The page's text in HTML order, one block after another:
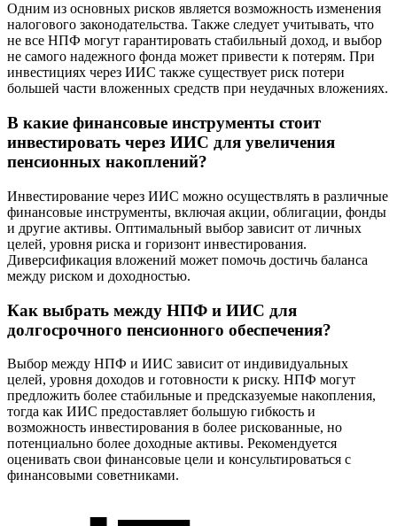
Одним из основных рисков является возможность изменения
налогового законодательства. Также следует учитывать, что
не все НПФ могут гарантировать стабильный доход, и выбор
не самого надежного фонда может привести к потерям. При
инвестициях через ИИС также существует риск потери
большей части вложенных средств при неудачных вложениях.
В какие финансовые инструменты стоит
инвестировать через ИИС для увеличения
пенсионных накоплений?
Инвестирование через ИИС можно осуществлять в различные
финансовые инструменты, включая акции, облигации, фонды
и другие активы. Оптимальный выбор зависит от личных
целей, уровня риска и горизонт инвестирования.
Диверсификация вложений может помочь достичь баланса
между риском и доходностью.
Как выбрать между НПФ и ИИС для
долгосрочного пенсионного обеспечения?
Выбор между НПФ и ИИС зависит от индивидуальных
целей, уровня доходов и готовности к риску. НПФ могут
предложить более стабильные и предсказуемые накопления,
тогда как ИИС предоставляет большую гибкость и
возможность инвестирования в более рискованные, но
потенциально более доходные активы. Рекомендуется
оценивать свои финансовые цели и консультироваться с
финансовыми советниками.